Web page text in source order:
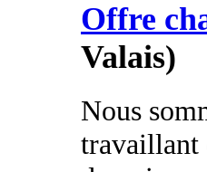
Offre
Valais)
Nous
travaillant